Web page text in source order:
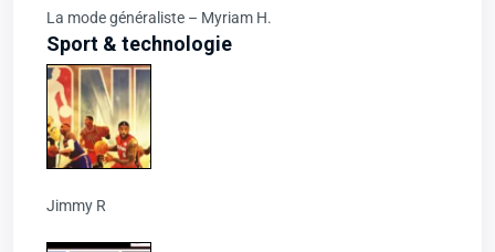
La mode généraliste – Myriam H.
Sport & technologie
Jimmy R